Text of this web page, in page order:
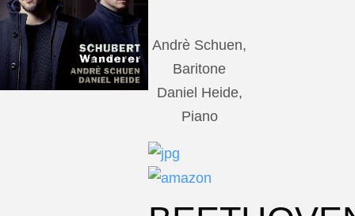
Andrè Schuen,
Baritone
Daniel Heide,
Piano